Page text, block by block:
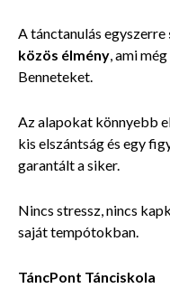
A tánctanulás egyszerre
közös élmény, ami
Benneteket.
Az alapokat könnyebb
kis elszántság és egy
garantált a siker.
Nincs stressz, nincs
saját tempótokban.
TáncPont Tánciskola